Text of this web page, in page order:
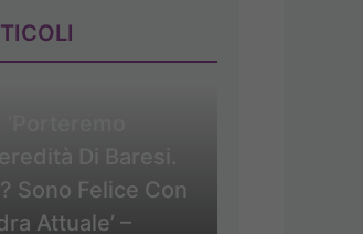
Di Baresi.
Sono Felice Con
Attuale’ –